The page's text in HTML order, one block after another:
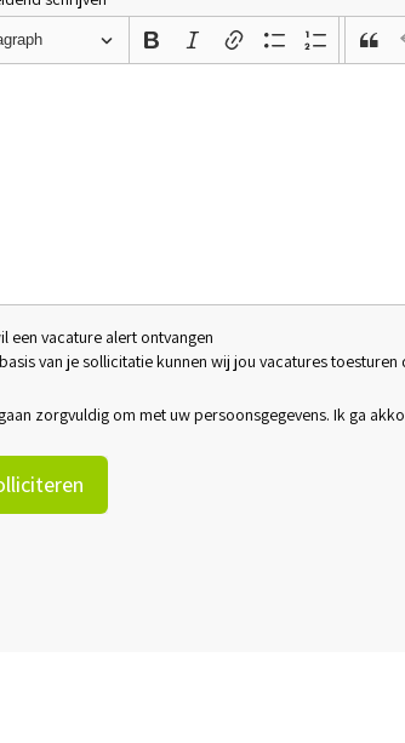
een vacature alert ontvangen
van je sollicitatie kunnen wij jou vacatures
zorgvuldig om met uw persoonsgegevens. Ik ga